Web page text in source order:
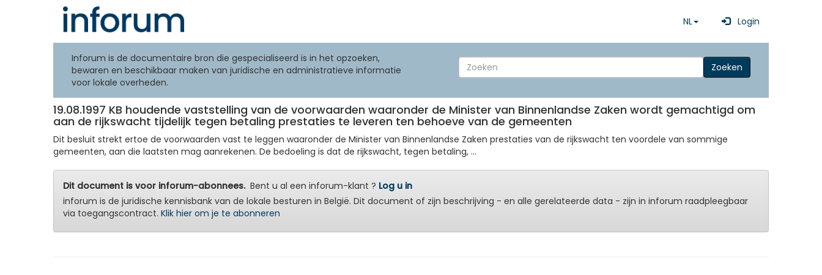
NL Login
Inforum is de documentaire bron die gespecialiseerd is in het opzoeken,
bewaren en beschikbaar maken van juridische en administratieve informatie
voor lokale overheden.
Zoeken
19.08.1997 KB houdende vaststelling van de voorwaarden waaronder de Minister van Binnenlandse Zaken wordt gemachtigd om
aan de rijkswacht tijdelijk tegen betaling prestaties te leveren ten behoeve van de gemeenten
Dit besluit strekt ertoe de voorwaarden vast te leggen waaronder de Minister van Binnenlandse Zaken prestaties van de rijkswacht ten voordele van sommige
gemeenten, aan die laatsten mag aanrekenen. De bedoeling is dat de rijkswacht, tegen betaling, ...
Dit document is voor inforum-abonnees.Bent u al een inforum-klant ? Log u in
inforum is de juridische kennisbank van de lokale besturen in België. Dit document of zijn beschrijving - en alle gerelateerde data - zijn in inforum raadpleegbaar
via toegangscontract. Klik hier om je te abonneren